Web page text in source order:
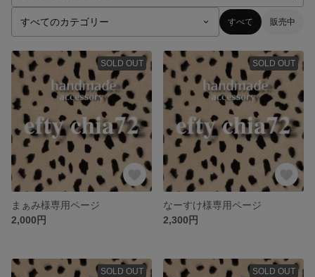
すべて 販売中
SOLD OUT
まぁみ様専用ページ
2,000円
SOLD OUT
なーすけ様専用ページ
2,300円
SOLD OUT SOLD OUT